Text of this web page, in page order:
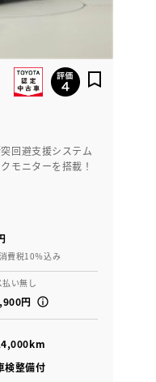
回避支援システム
モニターを搭載！
費税10％込み
い無し
円
検整備付